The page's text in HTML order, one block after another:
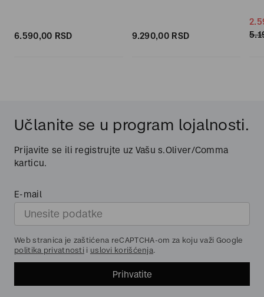
6.590,00 RSD 9.290,00 RSD
Učlanite se u program lojalnosti.
Prijavite se ili registrujte uz Vašu s.Oliver/Comma
karticu.
E-mail
Web stranica je zaštićena reCAPTCHA-om za koju važi Google
politika privatnosti i uslovi korišćenja.
Prihvatite